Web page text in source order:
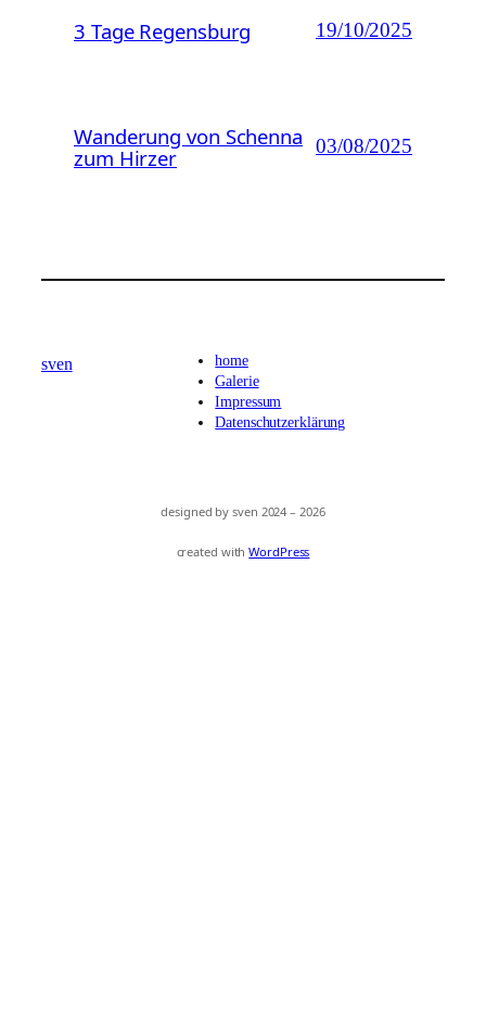
3 Tage Regensburg 19/10/2025
Wanderung von Schenna
zum Hirzer
03/08/2025
sven
home
Galerie
Impressum
Datenschutzerklärung
designed by sven 2024 – 2026
created withWordPress